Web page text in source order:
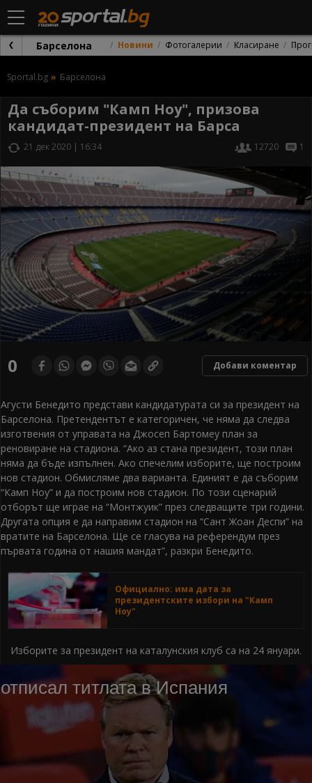
Барселона Новини Фотогалерии Класиране
Sportal.bg Барселона
Да съборим "Камп Ноу", призова
кандидат-президент на Барса
21 дек 2020 | 16:34 12720 1
0 Добави коментар
Агусти Бенедито представи кандидатурата си за президент на
Барселона. Претендентът е категоричен, че няма да следва
изготвения от управата на Джосеп Бартомеу план за
реновиране на стадиона. “Ако аз стана президент, този план
няма да бъде изпълнен. Ако спечелим изборите, ще построим
нов стадион. Обмисляме два варианта. Единият е да съборим
“Камп Ноу” и да построим нов стадион. По този сценарий
отборът ще играе на “Монтжуик” през следващите три години.
Другата опция е да направим стадион на “Сант Жоан Деспи” на
вратите на Барселона. Ще се гласува на референдум през
първата година от нашия мандат”, разкри Бенедито.
Официално: има дата за
президентските избори на "Камп
Ноу"
Изборите за президент на каталунския клуб са на 24 януари.